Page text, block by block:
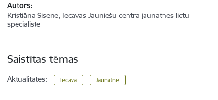
Autors:
Kristiāna Sisene, Iecavas Jauniešu centra jaunatnes lietu
speciāliste
Saistītas tēmas
Aktualitātes: Iecava Jaunatne